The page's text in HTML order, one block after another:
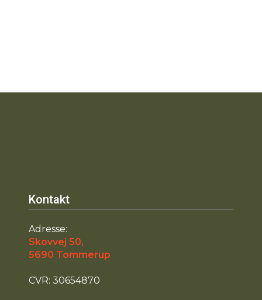
Kontakt
Adresse:
Skovvej 50,
​5690 Tommerup
CVR: 30654870